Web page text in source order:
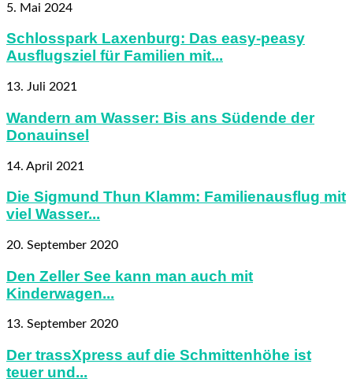
5. Mai 2024
Schlosspark Laxenburg: Das easy-peasy
Ausflugsziel für Familien mit...
13. Juli 2021
Wandern am Wasser: Bis ans Südende der
Donauinsel
14. April 2021
Die Sigmund Thun Klamm: Familienausflug mit
viel Wasser...
20. September 2020
Den Zeller See kann man auch mit
Kinderwagen...
13. September 2020
Der trassXpress auf die Schmittenhöhe ist
teuer und...